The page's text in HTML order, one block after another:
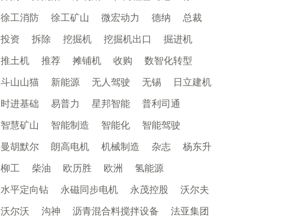
徐工消防
徐工矿山 微宏动力 德纳
总裁
投资
拆除 挖掘机 挖掘机出口
掘进机
推土机
推荐 摊铺机 收购
数智化转型
斗山山猫
新能源 无人驾驶 无锡
日立建机
时进基础
易普力 星邦智能
普利司通
智慧矿山
智能制造 智能化
智能驾驶
曼胡默尔
朗高电机 机械制造 杂志
杨东升
柳工
柴油 欧历胜 欧洲
氢能源
水平定向钻
永磁同步电机 永茂控股
沃尔夫
沃尔沃
沟神 沥青混合料搅拌设备 法亚集团